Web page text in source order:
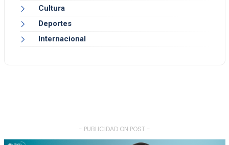
Cultura
Deportes
Internacional
- PUBLICIDAD ON POST -